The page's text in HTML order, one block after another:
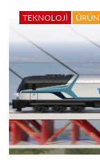
TEKNOLOJI